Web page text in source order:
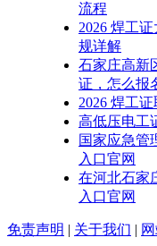
流程
2026 焊工
规详解
石家庄高新
证，怎么报
2026 焊工
高低压电工
国家应急管
入口官网
在河北石家
入口官网
免责声明 | 关于我们 |